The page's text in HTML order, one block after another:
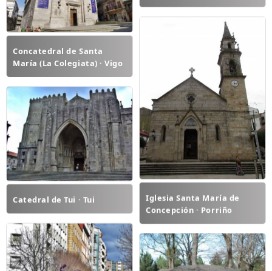
Concatedral de Santa
María (La Colegiata) · Vigo
Iglesia Santa María de
Concepción · Porriño
Catedral de Tui · Tui